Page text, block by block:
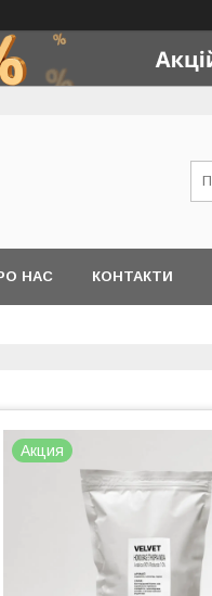
НАС КОНТАКТИ
Акция